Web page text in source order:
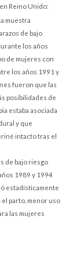
Reino Unido:
muestra
de bajo
los años
de mujeres con
los años 1991 y
fueron que las
posibilidades de
estaba asociada
y que
intacto tras el
de bajo riesgo
1989 y 1994
estadísticamente
parto, menor uso
las mujeres